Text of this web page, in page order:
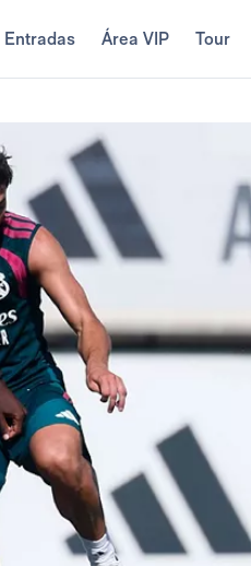
Entradas Área VIP Tour